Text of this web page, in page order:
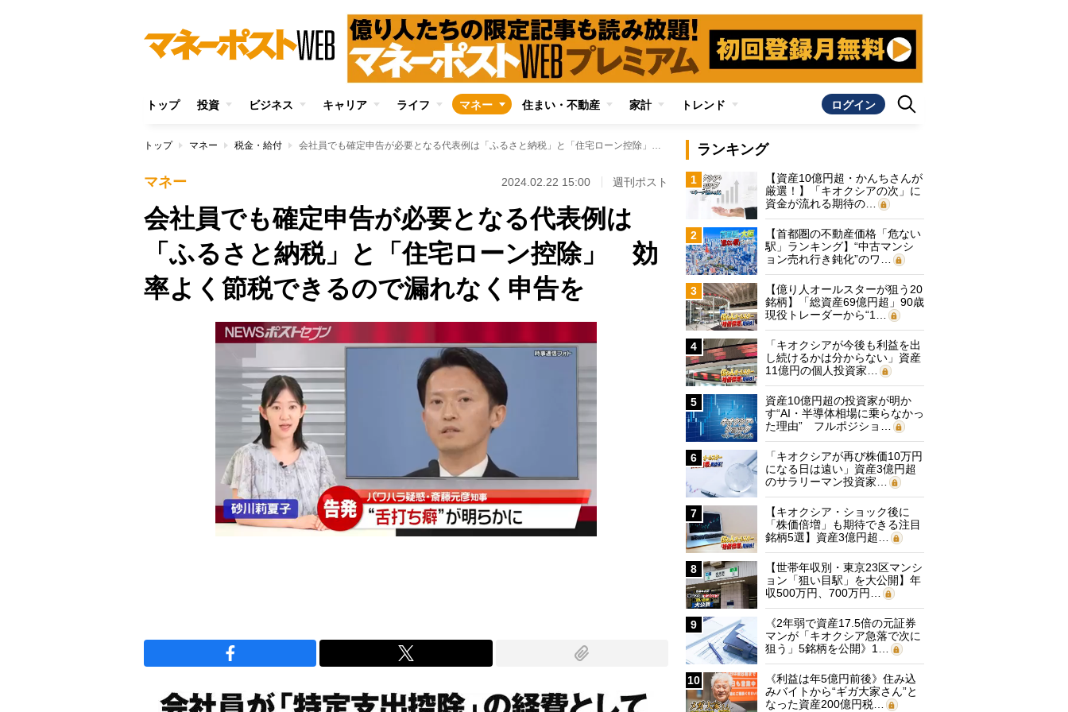
トップ 投資 ビジネス キャリア ライフ マネー 住まい・不動産 家計 トレンド ログイン
トップ マネー 税金・給付 会社員でも確定申告が必要となる代表例は「ふるさと納税」と「住宅ローン控除」 効率よく節税できるので漏れなく申告を
マネー 2024.02.22 15:00 週刊ポスト
会社員でも確定申告が必要となる代表例は
「ふるさと納税」と「住宅ローン控除」 効
率よく節税できるので漏れなく申告を
ランキング
1
【資産10億円超・かんちさんが
厳選！】「キオクシアの次」に
資金が流れる期待の…
2
【首都圏の不動産価格「危ない
駅」ランキング】“中古マンシ
ョン売れ行き鈍化”のワ…
3
【億り人オールスターが狙う20
銘柄】「総資産69億円超」90歳
現役トレーダーから“1…
4
「キオクシアが今後も利益を出
し続けるかは分からない」資産
11億円の個人投資家…
5
資産10億円超の投資家が明か
す“AI・半導体相場に乗らなかっ
た理由” フルポジショ…
6
「キオクシアが再び株価10万円
になる日は遠い」資産3億円超
のサラリーマン投資家…
7
【キオクシア・ショック後に
「株価倍増」も期待できる注目
銘柄5選】資産3億円超…
8
【世帯年収別・東京23区マンシ
ョン「狙い目駅」を大公開】年
収500万円、700万円…
9
《2年弱で資産17.5倍の元証券
マンが「キオクシア急落で次に
狙う」5銘柄を公開》1…
10
《利益は年5億円前後》住み込
みバイトから“ギガ大家さん”と
なった資産200億円税…